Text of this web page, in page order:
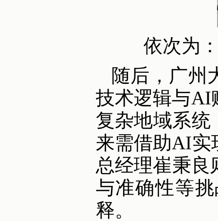
依次为
随后，广州
技术逻辑与AI
复杂地域系
来需借助AI实
总经理崔秉良
与准确性等
释。